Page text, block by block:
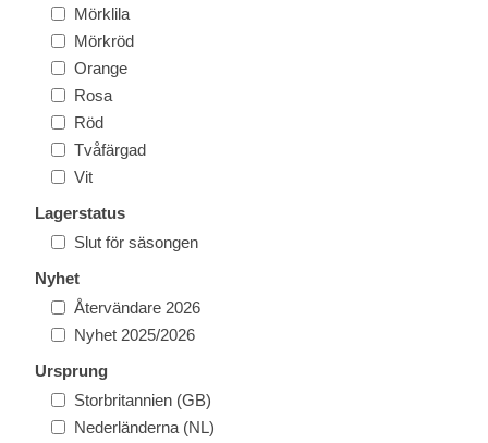
Mörklila
Mörkröd
Orange
Rosa
Röd
Tvåfärgad
Vit
Lagerstatus
Slut för säsongen
Nyhet
Återvändare 2026
Nyhet 2025/2026
Ursprung
Storbritannien (GB)
Nederländerna (NL)